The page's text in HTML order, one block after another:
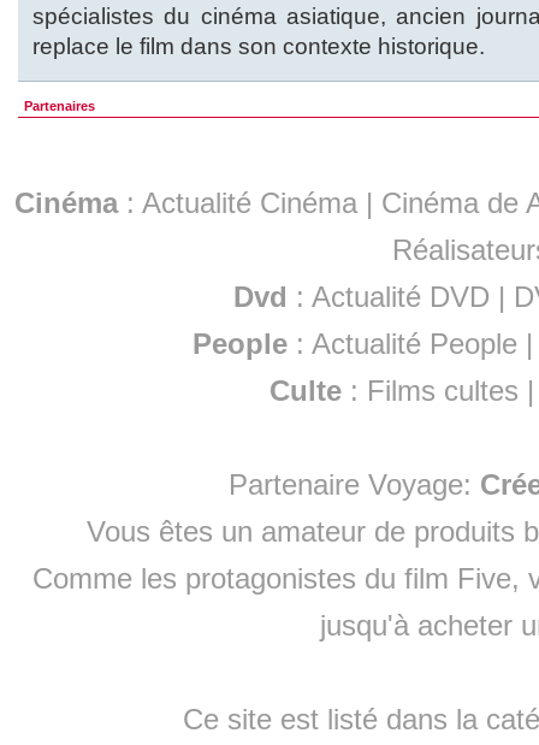
spécialistes du cinéma asiatique, ancien
replace le film dans son contexte historique.
Partenaires
Cinéma: Actualité Cinéma | Cinéma de
Dvd : Actualité DVD |
People :Actualité People
Culte : Films cultes
Partenaire Voyage:
Vous êtes un amateur de produits
Comme les protagonistes du film Five,
jusqu'à acheter
Ce site est listé dans la